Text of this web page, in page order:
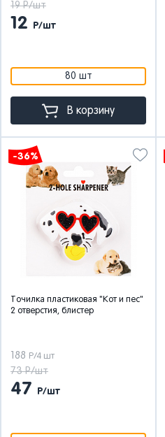
19 Р/шт
12 Р/шт
80 шт
В корзину
-36%
Точилка пластиковая "Кот и пес"
2 отверстия, блистер
188 Р/4 шт
73 Р/шт
47 Р/шт